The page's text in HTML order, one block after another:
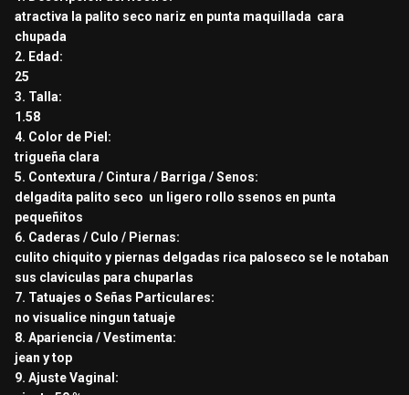
Subiría una fotito pero soy pollito xD.
atractiva la palito seco nariz en punta maquillada cara
chupada
2. Edad:
25
3. Talla:
1.58
4. Color de Piel:
trigueña clara
5. Contextura / Cintura / Barriga / Senos:
delgadita palito seco un ligero rollo ssenos en punta
pequeñitos
6. Caderas / Culo / Piernas:
culito chiquito y piernas delgadas rica paloseco se le notaban
sus claviculas para chuparlas
7. Tatuajes o Señas Particulares:
no visualice ningun tatuaje
8. Apariencia / Vestimenta:
jean y top
9. Ajuste Vaginal: